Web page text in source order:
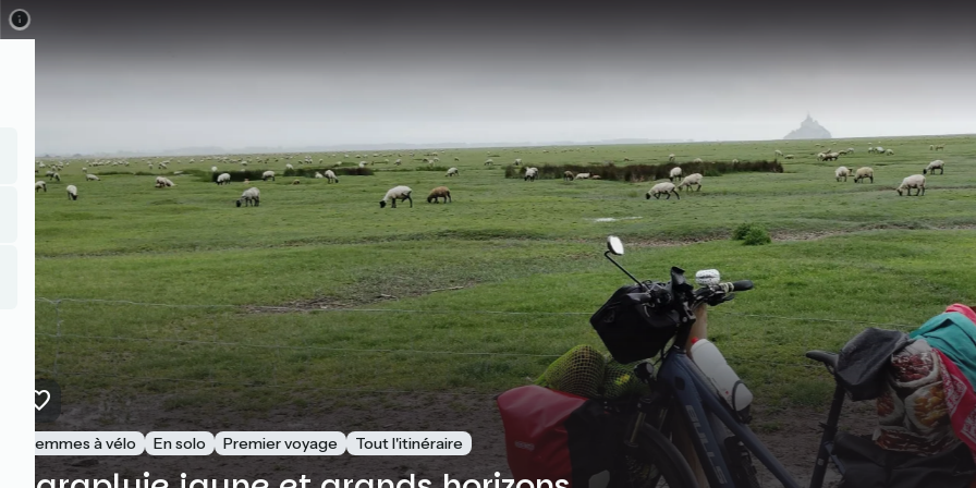
Direkt
zum
Inhalt
Femmes à vélo En solo Premier voyage Tout l'itinéraire